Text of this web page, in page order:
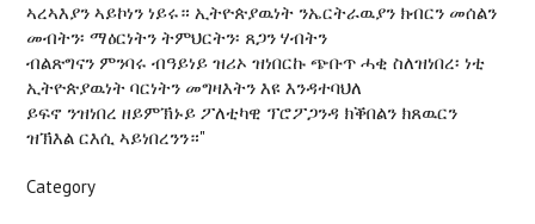
ኣረኣእያን ኣይኮነን ነይሩ። ኢትዮጵያዉነት ንኤርትራዉያን ክብርን መሰልን
መብትን፡ ማዕርነትን ትምህርትን፡ ጸጋን ሃብትን
ብልጽግናን ምንባሩ ብዓይነይ ዝሪኦ ዝነበርኩ ጭቡጥ ሓቂ ስለዝነበረ፡ ነቲ
ኢትዮጵያዉነት ባርነትን መግዛእትን እዩ እንዳተባህለ
ይፍኖ ንዝነበረ ዘይምኽኑይ ፖለቲካዊ ፕሮፖጋንዳ ክቕበልን ክጸዉርን
ዝኽእል ርእሲ ኣይነበረንን።"
Category